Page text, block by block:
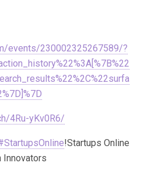
events/230002325267589/?
4Ru-yKv0R6/
!Startups Online
Innovators